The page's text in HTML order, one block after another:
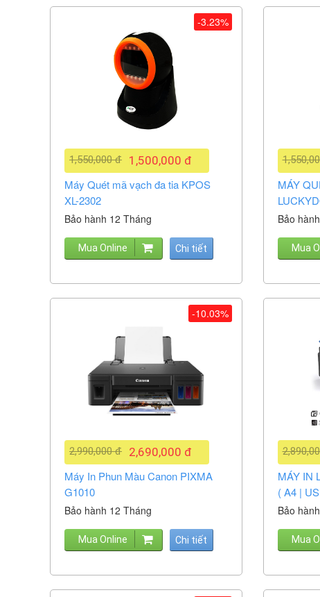
1,500,000 đ
1,550,000 đ
Máy Quét mã vạch đa tia KPOS
XL-2302
Bảo hành 12 Tháng
Mua Online Chi tiết
-3.23%
MÁY
Bảo
Mua
2,690,000 đ
2,990,000 đ
Máy In Phun Màu Canon PIXMA
G1010
Bảo hành 12 Tháng
Mua Online Chi tiết
-10.03%
MÁY IN
( A4 |
Bảo
Mua